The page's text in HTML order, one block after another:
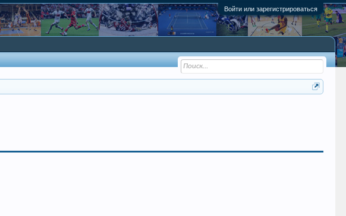
Войти или зарегистрироваться